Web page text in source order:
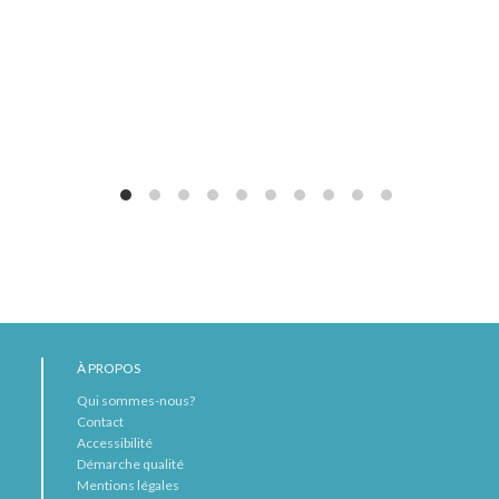
À PROPOS
Qui sommes-nous?
Contact
Accessibilité
Démarche qualité
Mentions légales